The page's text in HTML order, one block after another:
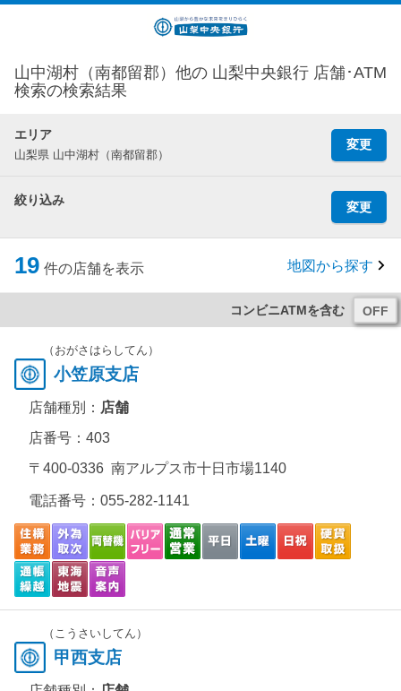
山中湖村（南都留郡）他の 山梨中央銀行 店舗･ATM
検索の検索結果
エリア
山梨県 山中湖村（南都留郡）
変更
絞り込み 変更
19 件の店舗を表示 地図から探す
コンビニATMを含む
（おがさはらしてん）
小笠原支店
店舗種別： 店舗
店番号：403
〒400-0336 南アルプス市十日市場1140
電話番号： 055-282-1141
（こうさいしてん）
甲西支店